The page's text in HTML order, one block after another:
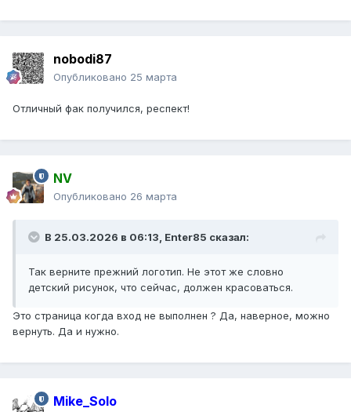
nobodi87
Опубликовано 25 марта
Отличный фак получился, респект!
NV
Опубликовано 26 марта
В 25.03.2026 в 06:13, Enter85 сказал:
Так верните прежний логотип. Не этот же словно
детский рисунок, что сейчас, должен красоваться.
Это страница когда вход не выполнен ? Да, наверное, можно
вернуть. Да и нужно.
Mike_Solo